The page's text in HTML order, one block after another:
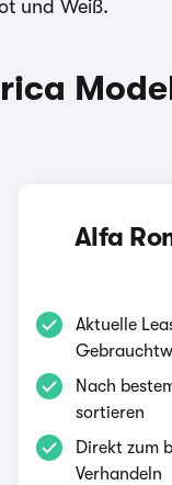
und Weiß.
Alfa
Aktuelle
Nach
sortieren
Direkt zum
Verhandeln